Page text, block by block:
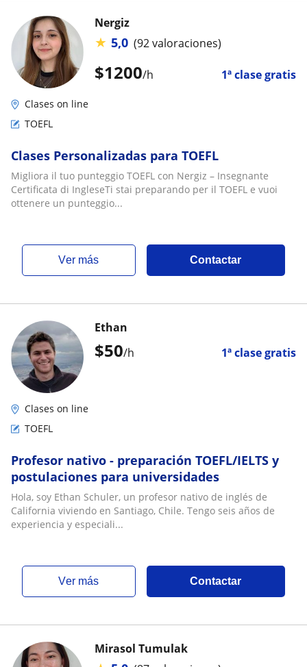
$1200/h 1ª clase gratis
Nergiz
★ 5,0 (92 valoraciones)
Clases on line
TOEFL
Clases Personalizadas para TOEFL
Migliora il tuo punteggio TOEFL con Nergiz – Insegnante
Certificata di IngleseTi stai preparando per il TOEFL e vuoi
ottenere un punteggio...
ver más Contactar
$50/h 1ª clase gratis
Ethan
Clases on line
TOEFL
Profesor nativo - preparación TOEFL/IELTS y
postulaciones para universidades
Hola, soy Ethan Schuler, un profesor nativo de inglés de
California viviendo en Santiago, Chile. Tengo seis años de
experiencia y especiali...
ver más Contactar
Mirasol Tumulak